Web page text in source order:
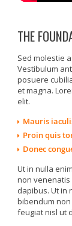
THE
Sed molestie
Vestibulum
posuere
et magna.
elit.
Mauris
Proin quis
Donec
Ut in nulla
non venenatis
dapibus. Ut in
bibendum
feugiat nisl ut